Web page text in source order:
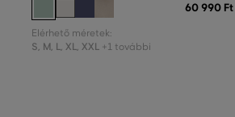
60 990 Ft
Elérhető méretek:
S, M, L, XL, XXL +1 további